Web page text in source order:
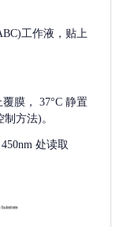
工作液，贴上
膜， 37°C 静置
方法)。
处读取